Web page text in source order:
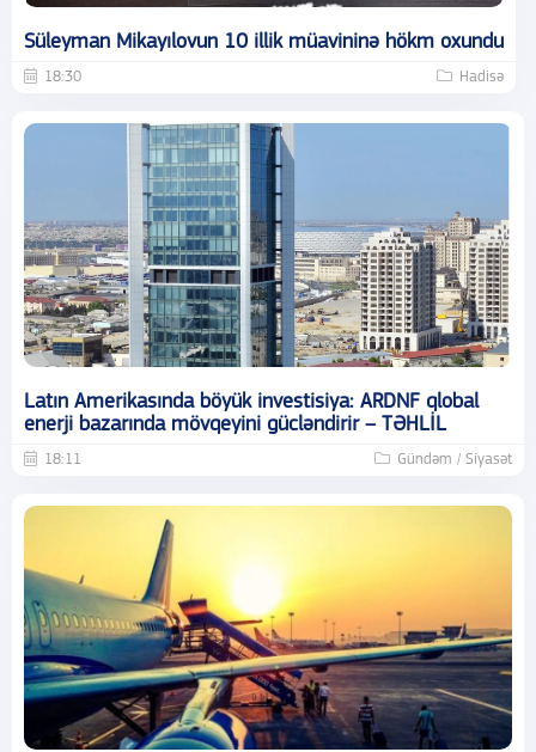
Süleyman Mikayılovun 10 illik müavininə hökm oxundu
18:30 Hadisə
Latın Amerikasında böyük investisiya: ARDNF qlobal
enerji bazarında mövqeyini gücləndirir – TƏHLİL
18:11 Gündəm / Siyasət